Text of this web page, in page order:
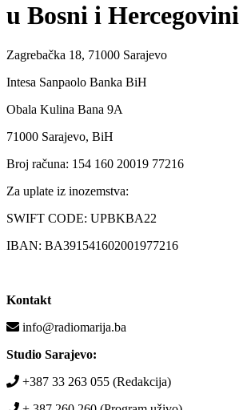
u Bosni i Hercegovini
Zagrebačka 18, 71000 Sarajevo
Intesa Sanpaolo Banka BiH
Obala Kulina Bana 9A
71000 Sarajevo, BiH
Broj računa: 154 160 20019 77216
Za uplate iz inozemstva:
SWIFT CODE: UPBKBA22
IBAN: BA391541602001977216
Kontakt
info@radiomarija.ba
Studio Sarajevo:
+387 33 263 055 (Redakcija)